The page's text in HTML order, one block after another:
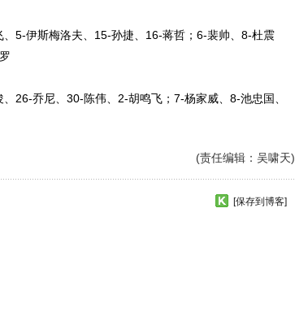
伊斯梅洛夫、15-孙捷、16-蒋哲；6-裴帅、8-杜震
乔尼、30-陈伟、2-胡鸣飞；7-杨家威、8-池忠国、
(责任编辑：吴啸天)
[保存到博客]